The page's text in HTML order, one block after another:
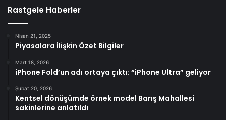
Rastgele Haberler
Nisan 21, 2025
Piyasalara İlişkin Özet Bilgiler
Mart 18, 2026
iPhone Fold’un adı ortaya çıktı: “iPhone Ultra” geliyor
Şubat 20, 2026
Kentsel dönüşümde örnek model Barış Mahallesi
sakinlerine anlatıldı